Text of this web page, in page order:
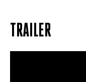
TRAILER